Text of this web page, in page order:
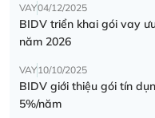
VAY04/12/2025
BIDV triển khai gói vay
năm 2026
VAY10/10/2025
BIDV giới thiệu gói tín
5%/năm